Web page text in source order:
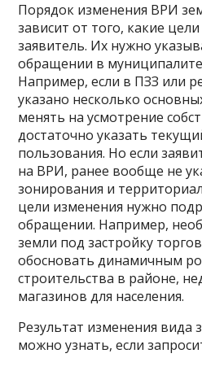
Порядок изменения ВРИ
зависит от того, какие
заявитель. Их нужно
обращении в
Например, если в ПЗЗ или
указано несколько
менять на усмотрение
достаточно указать
пользования. Но если
на ВРИ, ранее вообще не
зонирования и
цели изменения нужно
обращении. Например,
земли под застройку
обосновать динамичным
строительства в районе,
магазинов для населения.
Результат изменения вида
можно узнать, если